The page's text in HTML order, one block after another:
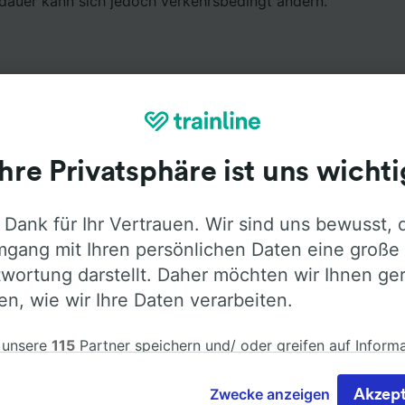
Ausstattung an Bord
Alessandria nach Genua mit Flixbusfahren. Öffnen Sie
über die Busausstattung der Anbieter zu
Gepäck
Ihre Privatsphäre ist uns
für Ihr Vertrauen. Wir sind uns bewusst,
mit Ihren persönlichen Daten eine große
darstellt. Daher möchten wir Ihnen
wie wir Ihre Daten verarbeiten.
115 Partner speichern und/ oder greifen auf
Daten zu verarbeiten. Sie können Ihre
Zwecke anzeigen